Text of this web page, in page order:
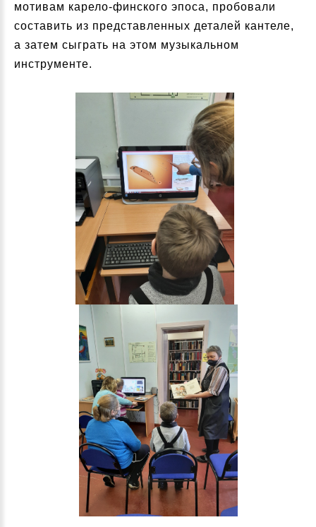
мотивам карело-финского эпоса, пробовали
составить из представленных деталей кантеле,
а затем сыграть на этом музыкальном
инструменте.